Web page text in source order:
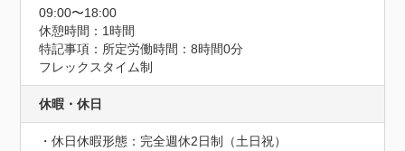
09:00〜18:00
休憩時間：1時間
特記事項：所定労働時間：8時間0分
フレックスタイム制
休暇・休日
・休日休暇形態：完全週休2日制（土日祝）